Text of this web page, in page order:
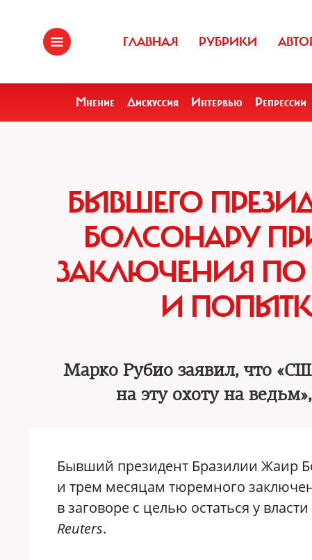
ГЛАВНАЯ РУБРИКИ
Мнение Дискуссия Интервью Репрессии
БЫВШЕГО
БОЛСОНАРУ
ЗАКЛЮЧЕНИЯ ПО
И
Марко Рубио заявил, что
на эту охоту на
Бывший президент Бразилии Жаир
и трем месяцам тюремного
в заговоре с целью остаться у
Reuters.